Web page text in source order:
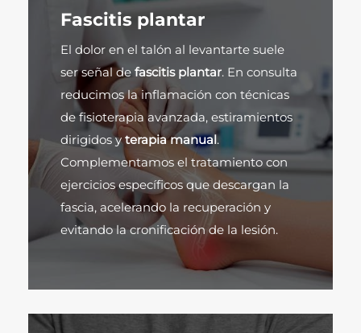
Fascitis plantar
El dolor en el talón al levantarte suele
ser señal defascitis plantar. En consulta
reducimos la inflamación con técnicas
de fisioterapia avanzada, estiramientos
dirigidos yterapia manual.
Complementamos el tratamiento con
ejercicios específicos que descargan la
fascia, acelerando la recuperación y
evitando la cronificación de la lesión.